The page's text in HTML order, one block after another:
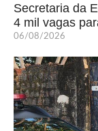
Secretaria da
4 mil vagas
06/08/2026